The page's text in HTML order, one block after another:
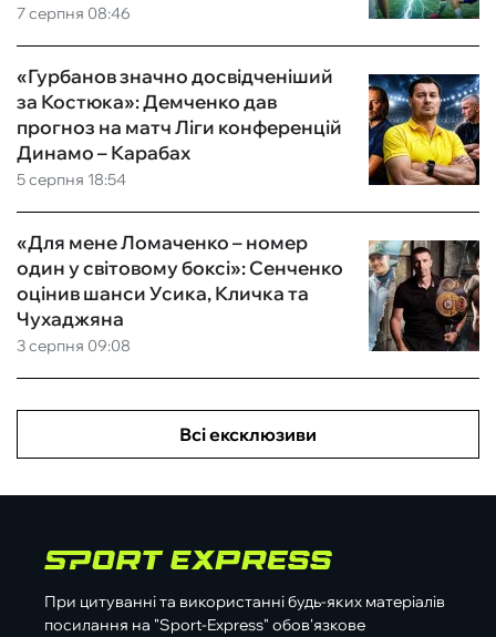
7 серпня 08:46
5 серпня 18:54
«Гурбанов значно досвідченіший
за Костюка»: Демченко дав
прогноз на матч Ліги конференцій
Динамо – Карабах
3 серпня 09:08
«Для мене Ломаченко – номер
один у світовому боксі»: Сенченко
оцінив шанси Усика, Кличка та
Чухаджяна
Всі ексклюзиви
При цитуванні та використанні будь-яких матеріалів
посилання на "Sport-Express" обов'язкове